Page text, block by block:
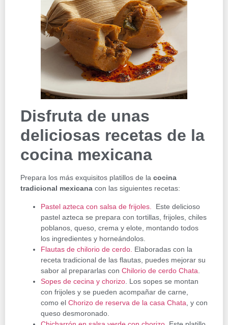
Disfruta de unas
deliciosas recetas de la
cocina mexicana
Prepara los más exquisitos platillos de la cocina
tradicional mexicana con las siguientes recetas:
Pastel azteca con salsa de frijoles.
Este delicioso
pastel azteca se prepara con tortillas, frijoles, chiles
poblanos, queso, crema y elote, montando todos
los ingredientes y horneándolos.
Flautas de chilorio de cerdo. Elaboradas con la
receta tradicional de las flautas, puedes mejorar su
sabor al prepararlas con Chilorio de cerdo Chata
Sopes de cecina y chorizo . Los sopes se montan
con frijoles y se pueden acompañar de carne,
como el Chorizo de reserva de la casa Chata , y con
queso desmoronado.